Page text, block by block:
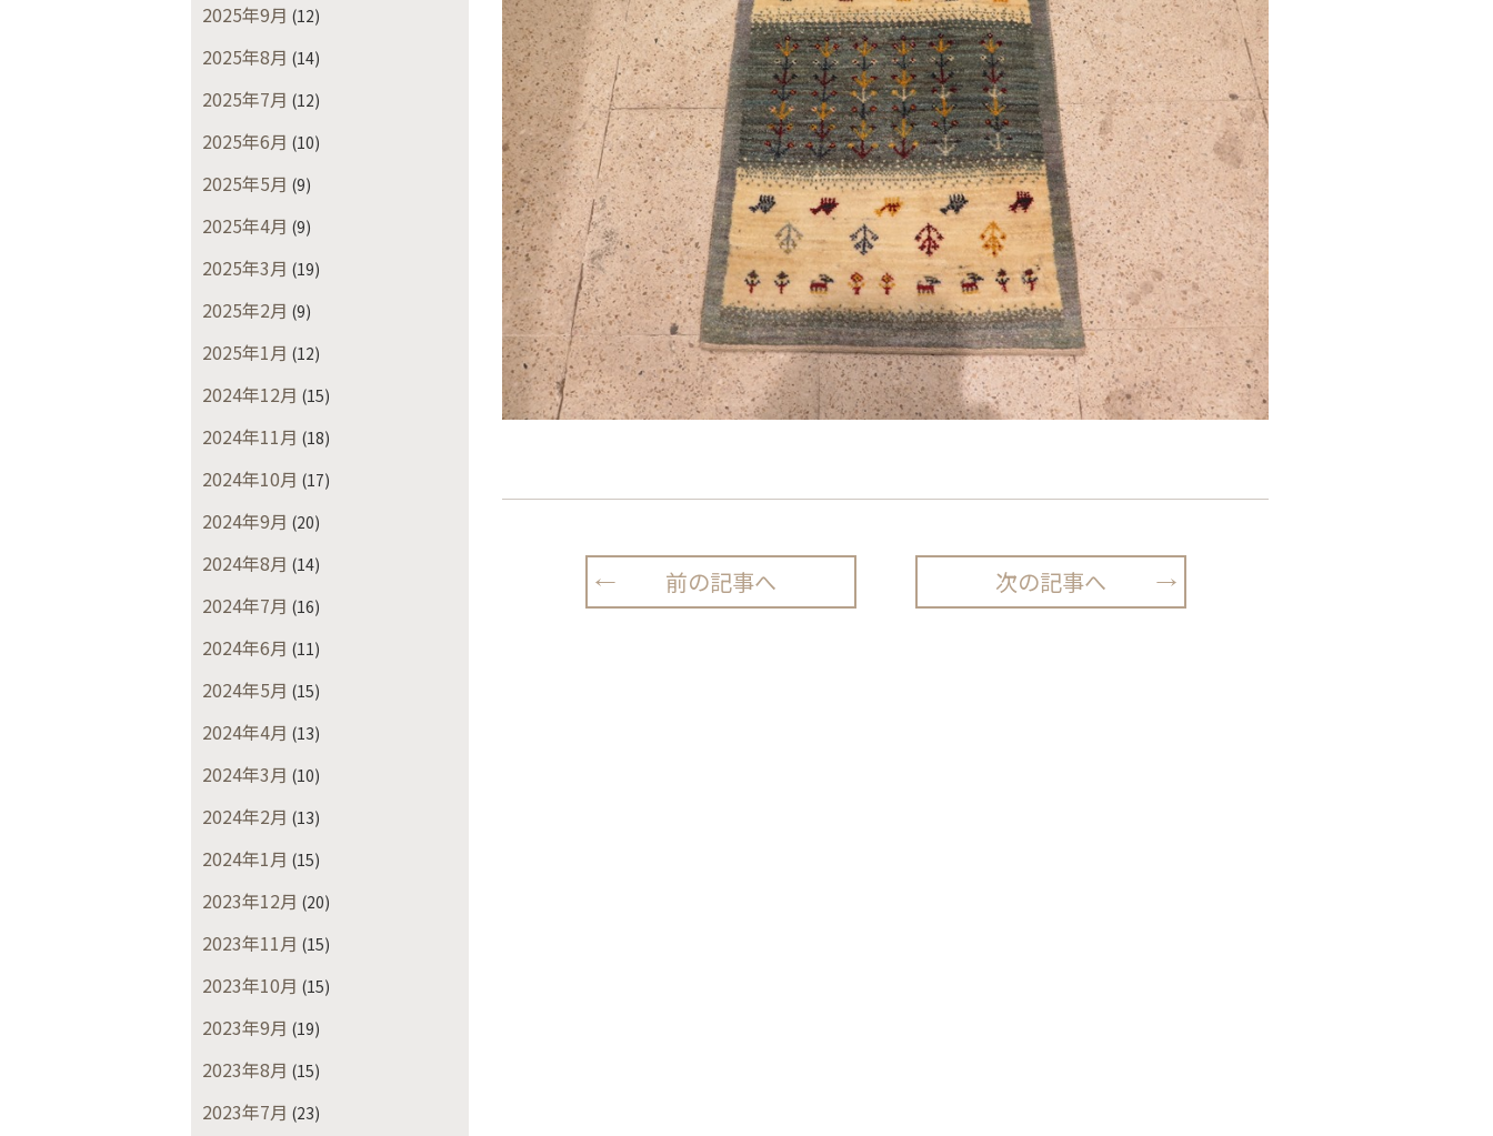
2025年9月 (12)
2025年8月 (14)
2025年7月 (12)
2025年6月 (10)
2025年5月 (9)
2025年4月 (9)
2025年3月 (19)
2025年2月 (9)
2025年1月 (12)
2024年12月 (15)
2024年11月 (18)
2024年10月 (17)
2024年9月 (20)
2024年8月 (14)
2024年7月 (16)
2024年6月 (11)
2024年5月 (15)
2024年4月 (13)
2024年3月 (10)
2024年2月 (13)
2024年1月 (15)
2023年12月 (20)
2023年11月 (15)
2023年10月 (15)
2023年9月 (19)
2023年8月 (15)
2023年7月 (23)
前の記事へ 次の記事へ